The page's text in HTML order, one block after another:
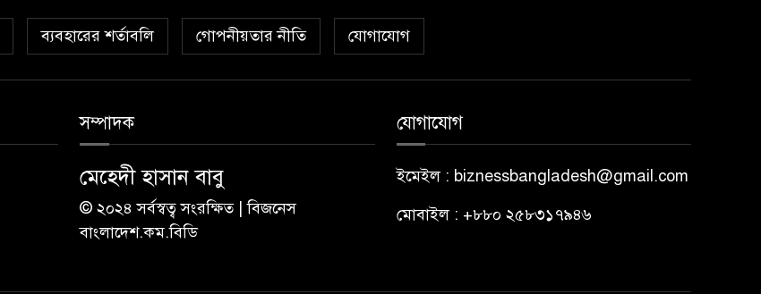
ব্যবহারের শর্তাবলি গোপনীয়তার নীতি যোগাযোগ
সম্পাদক
মেহেদী হাসান বাবু
© ২০২৪ সর্বস্বত্ব সংরক্ষিত | বিজনেস
বাংলাদেশ.কম.বিডি
যোগাযোগ
ইমেইল : biznessbangladesh@gmail.com
মোবাইল : +৮৮০ ২৫৮৩১৭৯৪৬